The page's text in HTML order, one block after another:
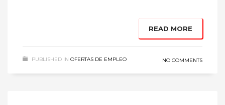
READ MORE
PUBLISHED IN OFERTAS DE EMPLEO NO COMMENTS